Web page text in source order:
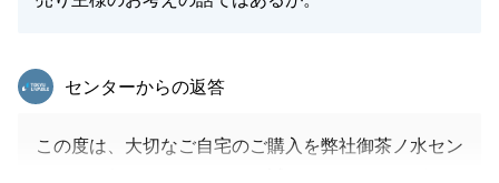
東急リバブル
センターからの返答
この度は、大切なご自宅のご購入を弊社御茶ノ水セン